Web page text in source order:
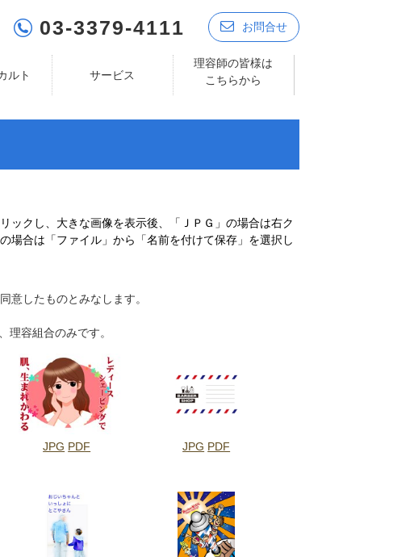
03-3379-4111 お問合せ
ルト サービス
理容師の皆様は
こちらから
ックし、大きな画像を表示後、「ＪＰＧ」の場合は右ク
場合は「ファイル」から「名前を付けて保存」を選択し
意したものとみなします。
理容組合のみです。
JPG PDF JPG PDF